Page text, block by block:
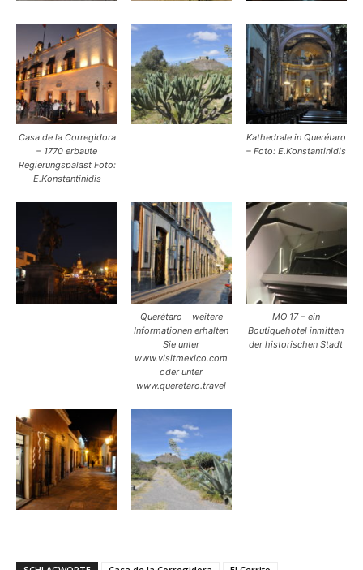
Casa de la Corregidora
– 1770 erbaute
Regierungspalast Foto:
E.Konstantinidis
Kathedrale in Querétaro
– Foto: E.Konstantinidis
Querétaro – weitere
Informationen erhalten
Sie unter
www.visitmexico.com
oder unter
www.queretaro.travel
MO 17 – ein
Boutiquehotel inmitten
der historischen Stadt